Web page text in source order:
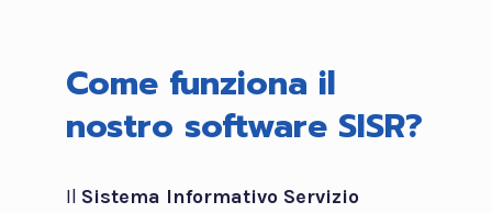
Come funziona il
nostro software SISR?
Il Sistema Informativo Servizio